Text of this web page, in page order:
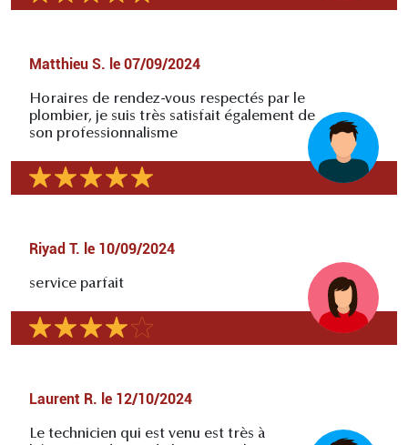
Matthieu S. le 07/09/2024
Horaires de rendez-vous respectés par le
plombier, je suis très satisfait également de
son professionnalisme
Riyad T. le 10/09/2024
service parfait
Laurent R. le 12/10/2024
Le technicien qui est venu est très à